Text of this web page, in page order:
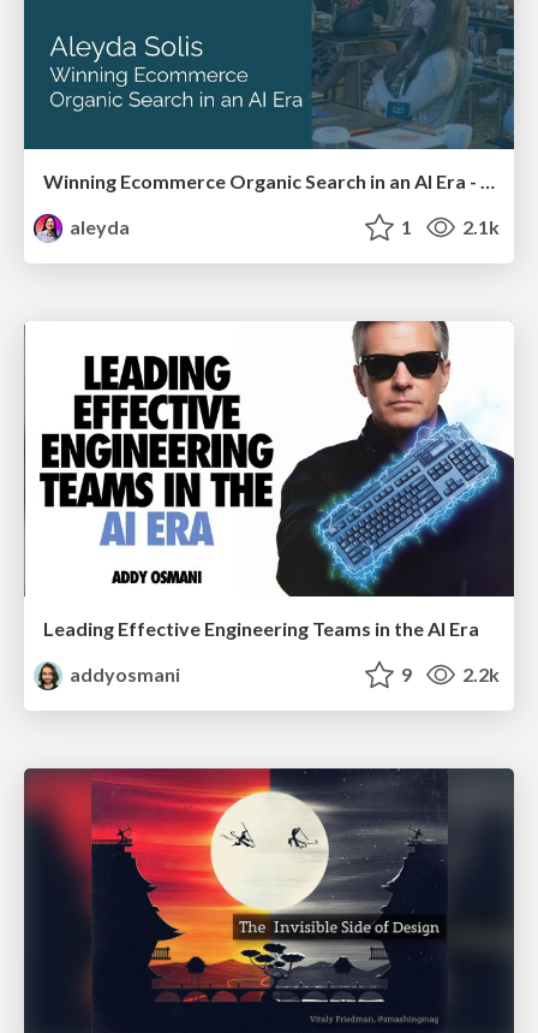
aleyda
1 2.1k
Leading Effective Engineering Teams in the AI Era
addyosmani
9 2.2k